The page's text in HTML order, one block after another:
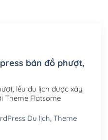
.org (1 năm)(+300,000₫)
năm)
(+450,000₫)
(+550,000₫)
bán đồ phượt,
lều du lịch được xây
Theme Flatsome
Du lịch, Theme